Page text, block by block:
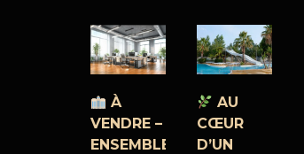
À
VENDRE –
ENSEMBLE
AU
CŒUR
D’UN